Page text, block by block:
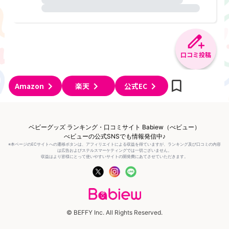
口コミ投稿
Amazon 楽天 公式EC
ベビーグッズ ランキング・口コミサイト Babiew（べビュー）
べビューの公式SNSでも情報発信中♪
※本ページのECサイトへの遷移ボタンは、アフィリエイトによる収益を得ていますが、ランキング及び口コミの内容
は広告およびステルスマーケティングでは一切ございません。
収益はより皆様にとって使いやすいサイトの開発費にあてさせていただきます。
© BEFFY Inc. All Rights Reserved.